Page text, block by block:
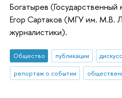
Богатырев
Егор Сартаков (МГУ им. М.В.
журналистики).
Общество публикации
репортаж о событии